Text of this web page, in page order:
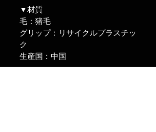
▼材質
毛：猪毛
グリップ：リサイクルプラスチッ
ク
生産国：中国